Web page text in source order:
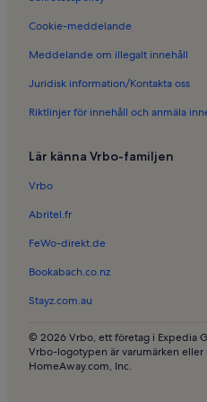
Semesterboenden i Chasse-sur-
Semesterboenden i Beaujolais
Semesterboenden i Université
Semesterboenden i Plage de l'Atol'
Semesterboenden i Marcy-l'Etoile
Cookie-meddelande
Meddelande om illegalt innehåll
Juridisk information/Kontakta oss
Riktlinjer för innehåll och anmäla
Lär känna Vrbo-familjen
Vrbo
Abritel.fr
FeWo-direkt.de
Bookabach.co.nz
Stayz.com.au
© 2026 Vrbo, ett företag i Expedia
Vrbo-logotypen är varumärken
HomeAway.com, Inc.